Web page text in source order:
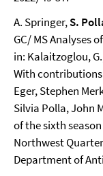
A. Springer,S.
GC/ MS Analyses
in: Kalaitzoglou,
With
Eger, Stephen
Silvia Polla, John
of the sixth
Northwest
Department of